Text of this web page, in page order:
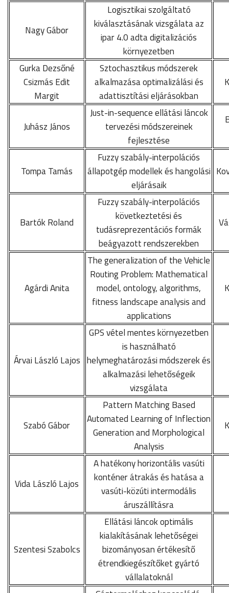
Nagy Gábor
Logisztikai szolgáltató
kiválasztásának vizsgálata az
ipar 4.0 adta digitalizációs
környezetben
Gurka Dezsőné
Csizmás Edit
Margit
Sztochasztikus módszerek
alkalmazása optimalizálási és
adattisztítási eljárásokban
Juhász János
Just-in-sequence ellátási láncok
tervezési módszereinek
fejlesztése
Tompa Tamás
Fuzzy szabály-interpolációs
állapotgép modellek és hangolási
eljárásaik
Bartók Roland
Fuzzy szabály-interpolációs
következtetési és
tudásreprezentációs formák
beágyazott rendszerekben
Agárdi Anita
The generalization of the Vehicle
Routing Problem: Mathematical
model, ontology, algorithms,
fitness landscape analysis and
applications
Árvai László Lajos
GPS vétel mentes környezetben
is használható
helymeghatározási módszerek és
alkalmazási lehetőségeik
vizsgálata
Szabó Gábor
Pattern Matching Based
Automated Learning of Inflection
Generation and Morphological
Analysis
Vida László Lajos
A hatékony horizontális vasúti
konténer átrakás és hatása a
vasúti-közúti intermodális
áruszállításra
Szentesi Szabolcs
Ellátási láncok optimális
kialakításának lehetőségei
bizományosan értékesítő
étrendkiegészítőket gyártó
vállalatoknál